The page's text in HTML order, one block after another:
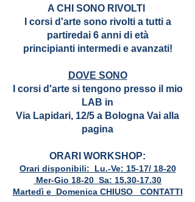
A CHI SONO RIVOLTI
I corsi d'arte sono rivolti a tutti a
partiredai 6 anni di età
principianti intermedi e avanzati!
DOVE SONO
I corsi d'arte si tengono presso il mio
LAB in
Via Lapidari, 12/5 a Bologna Vai alla
pagina
ORARI WORKSHOP:
Orari disponibili: Lu.-Ve: 15-17/ 18-20
Mer-Gio 18-20 Sa: 15.30-17.30
Martedì e Domenica CHIUSO CONTATTI